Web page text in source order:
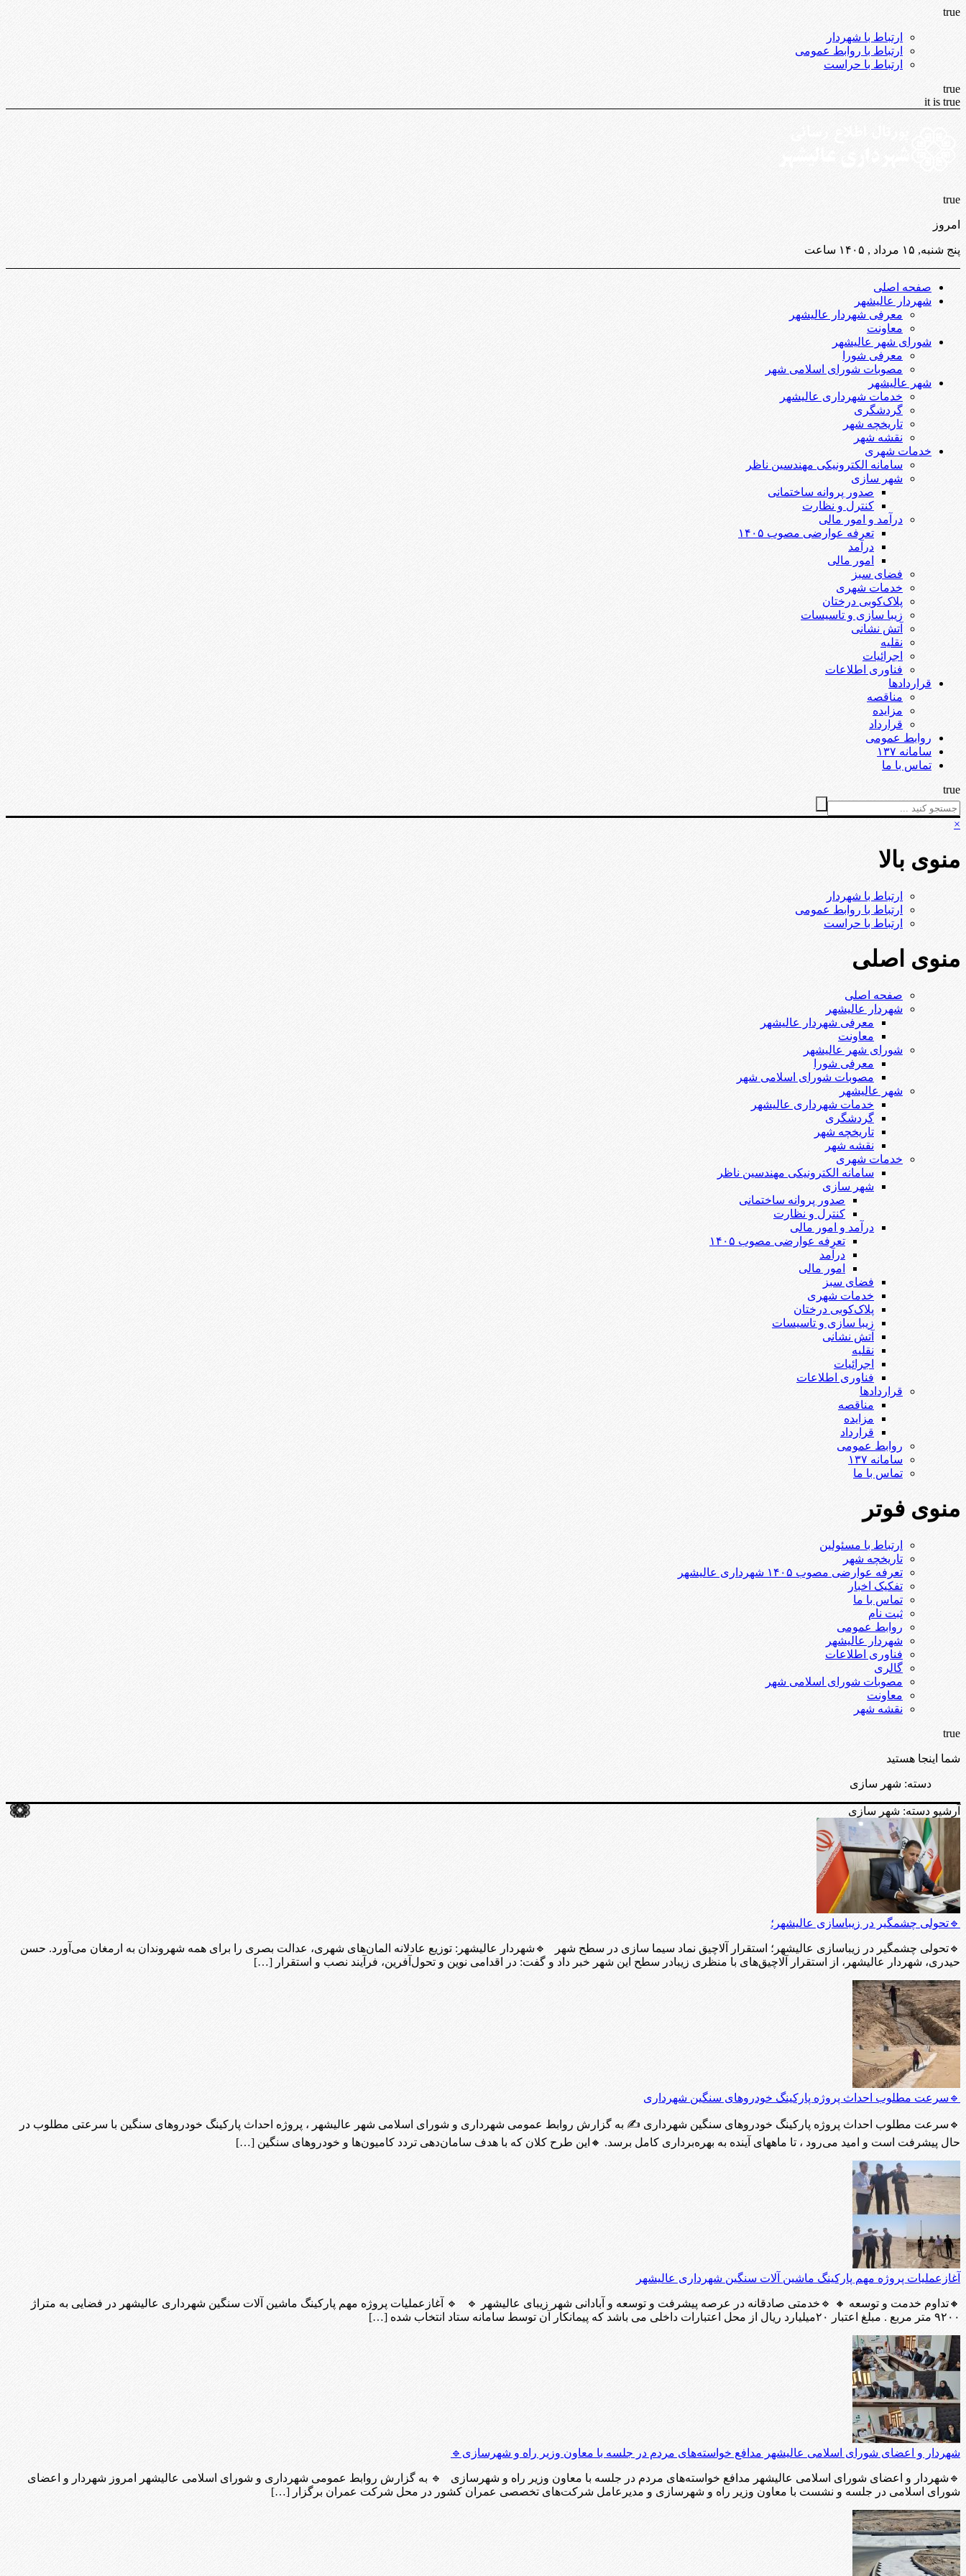
true
ارتباط با شهردار
ارتباط با روابط عمومی
ارتباط با حراست
true
it is true
true
امروز
پنج شنبه, ۱۵ مرداد , ۱۴۰۵ ساعت
صفحه اصلی
شهردار عالیشهر
معرفی شهردار عالیشهر
معاونت
شورای شهر عالیشهر
معرفی شورا
مصوبات شورای اسلامی شهر
شهر عالیشهر
خدمات شهرداری عالیشهر
گردشگری
تاریخچه شهر
نقشه شهر
خدمات شهری
سامانه الکترونیکی مهندسین ناظر
شهر سازی
صدور پروانه ساختمانی
کنترل و نظارت
درآمد و امور مالی
تعرفه عوارضی مصوب ۱۴۰۵
درآمد
امور مالی
فضای سبز
خدمات شهری
پلاک‌کوبی درختان
زیبا سازی و تاسیسات
آتش نشانی
نقلیه
اجرائیات
فناوری اطلاعات
قراردادها
مناقصه
مزایده
قرارداد
روابط عمومی
سامانه ۱۳۷
تماس با ما
true
×
منوی بالا
ارتباط با شهردار
ارتباط با روابط عمومی
ارتباط با حراست
منوی اصلی
صفحه اصلی
شهردار عالیشهر
معرفی شهردار عالیشهر
معاونت
شورای شهر عالیشهر
معرفی شورا
مصوبات شورای اسلامی شهر
شهر عالیشهر
خدمات شهرداری عالیشهر
گردشگری
تاریخچه شهر
نقشه شهر
خدمات شهری
سامانه الکترونیکی مهندسین ناظر
شهر سازی
صدور پروانه ساختمانی
کنترل و نظارت
درآمد و امور مالی
تعرفه عوارضی مصوب ۱۴۰۵
درآمد
امور مالی
فضای سبز
خدمات شهری
پلاک‌کوبی درختان
زیبا سازی و تاسیسات
آتش نشانی
نقلیه
اجرائیات
فناوری اطلاعات
قراردادها
مناقصه
مزایده
قرارداد
روابط عمومی
سامانه ۱۳۷
تماس با ما
منوی فوتر
ارتباط با مسئولین
تاریخچه شهر
تعرفه عوارضی مصوب ۱۴۰۵ شهرداری عالیشهر
تفکیک اخبار
تماس با ما
ثبت نام
روابط عمومی
شهردار عالیشهر
فناوری اطلاعات
گالری
مصوبات شورای اسلامی شهر
معاونت
نقشه شهر
true
شما اینجا هستید
دسته: شهر سازی
آرشیو دسته: شهر سازی
🔹تحولی چشمگیر در زیباسازی عالیشهر؛
🔹تحولی چشمگیر در زیباسازی عالیشهر؛ استقرار آلاچیق‌ نماد سیما سازی در سطح شهر 🔹شهردار عالیشهر: توزیع عادلانه المان‌های شهری، عدالت بصری را برای همه شهروندان به ارمغان می‌آورد. حسن
حیدری، شهردار عالیشهر، از استقرار آلاچیق‌های با منظری زیبادر سطح این شهر خبر داد و گفت: در اقدامی نوین و تحول‌آفرین، فرآیند نصب و استقرار […]
‌🔹سرعت مطلوب احداث پروژه پارکینگ خودروهای سنگین شهرداری
🔹سرعت مطلوب احداث پروژه پارکینگ خودروهای سنگین شهرداری ✍ به گزارش روابط عمومی شهرداری و شورای اسلامی شهر عالیشهر ، پروژه احداث پارکینگ خودروهای سنگین با سرعتی مطلوب در
حال پیشرفت است و امید می‌رود ، تا ماههای آینده به بهره‌برداری کامل برسد. 🔸این طرح کلان که با هدف سامان‌دهی تردد کامیون‌ها و خودروهای سنگین […]
آغازعملیات پروژه مهم پارکینگ ماشین آلات سنگین شهرداری عالیشهر
🔸تداوم خدمت و توسعه 🔸 🔹خدمتی صادقانه در عرصه پیشرفت و توسعه و آبادانی شهر زیبای عالیشهر 🔹 🔹 آغازعملیات پروژه مهم پارکینگ ماشین آلات سنگین شهرداری عالیشهر در فضایی به متراژ
۹۲۰۰ متر مربع . مبلغ اعتبار ۲۰میلیارد ریال از محل اعتبارات داخلی می باشد که پیمانکار آن توسط سامانه ستاد انتخاب شده […]
شهردار و اعضای شورای اسلامی عالیشهر مدافع خواسته‌های مردم در جلسه با معاون وزیر راه و شهرسازی🔹
🔹شهردار و اعضای شورای اسلامی عالیشهر مدافع خواسته‌های مردم در جلسه با معاون وزیر راه و شهرسازی 🔹 به گزارش روابط عمومی شهرداری و شورای اسلامی عالیشهر امروز شهردار و اعضای
شورای اسلامی در جلسه و نشست با معاون وزیر راه و شهرسازی و مدیرعامل شرکت‌های تخصصی عمران کشور در محل شرکت عمران برگزار […]